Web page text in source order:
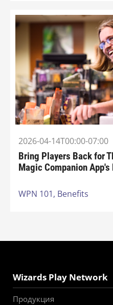
2026-04-14T00:00-07:00
Bring Players Back for
Magic Companion
WPN 101, Benefits
Wizards Play Network
Продукция